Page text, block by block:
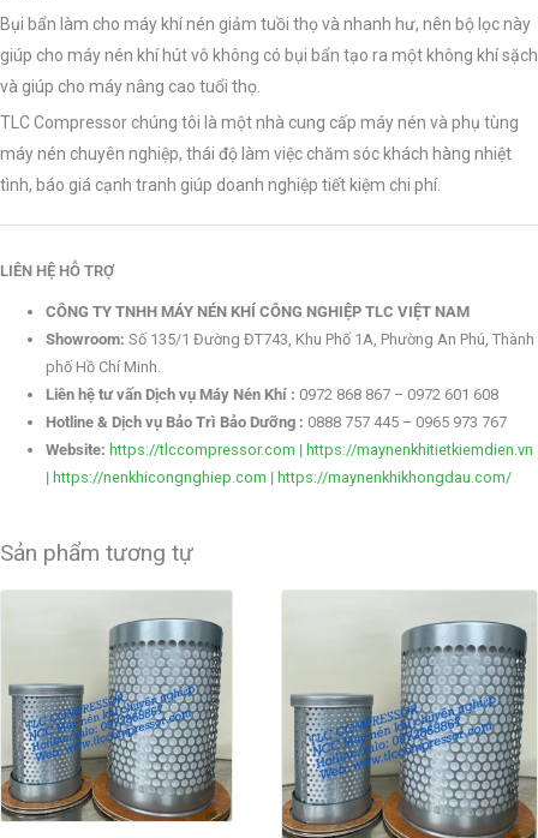
Bụi bẩn làm cho máy khí nén giảm tuồi thọ và nhanh hư, nên bộ lọc này
giúp cho máy nén khí hút vô không có bụi bẩn tạo ra một không khí sặch
và giúp cho máy nâng cao tuổi thọ.
TLC Compressor chúng tôi là một nhà cung cấp máy nén và phụ tùng
máy nén chuyên nghiệp, thái độ làm việc chăm sóc khách hàng nhiệt
tình, báo giá cạnh tranh giúp doanh nghiệp tiết kiệm chi phí.
LIÊN HỆ HỖ TRỢ
CÔNG TY TNHH MÁY NÉN KHÍ CÔNG NGHIỆP TLC VIỆT NAM
Showroom: Số 135/1 Đường ĐT743, Khu Phố 1A, Phường An Phú, Thành
phố Hồ Chí Minh.
Liên hệ tư vấn Dịch vụ Máy Nén Khí : 0972 868 867 – 0972 601 608
Hotline & Dịch vụ Bảo Trì Bảo Dưỡng : 0888 757 445 – 0965 973 767
Website:https://tlccompressor.com |https://maynenkhitietkiemdien.vn
|https://nenkhicongnghiep.com |https://maynenkhikhongdau.com/
Sản phẩm tương tự